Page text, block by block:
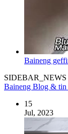
Baineng
SIDEBAR_NEWS
Baineng Blog & tin
15
Jul, 2023